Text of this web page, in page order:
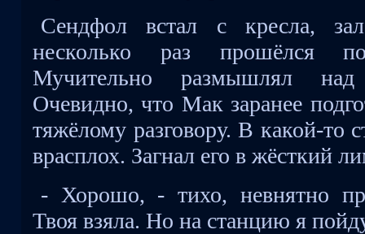
Сендфол встал с кресла,
несколько раз прошёлся
Мучительно размышлял над
Очевидно, что Мак заранее
тяжёлому разговору. В какой-то
врасплох. Загнал его в жёсткий
- Хорошо, - тихо, невнятно
Твоя взяла. Но на станцию я